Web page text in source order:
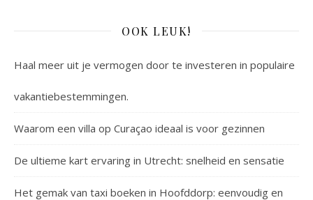
OOK LEUK!
Haal meer uit je vermogen door te investeren in populaire
vakantiebestemmingen.
Waarom een villa op Curaçao ideaal is voor gezinnen
De ultieme kart ervaring in Utrecht: snelheid en sensatie
Het gemak van taxi boeken in Hoofddorp: eenvoudig en